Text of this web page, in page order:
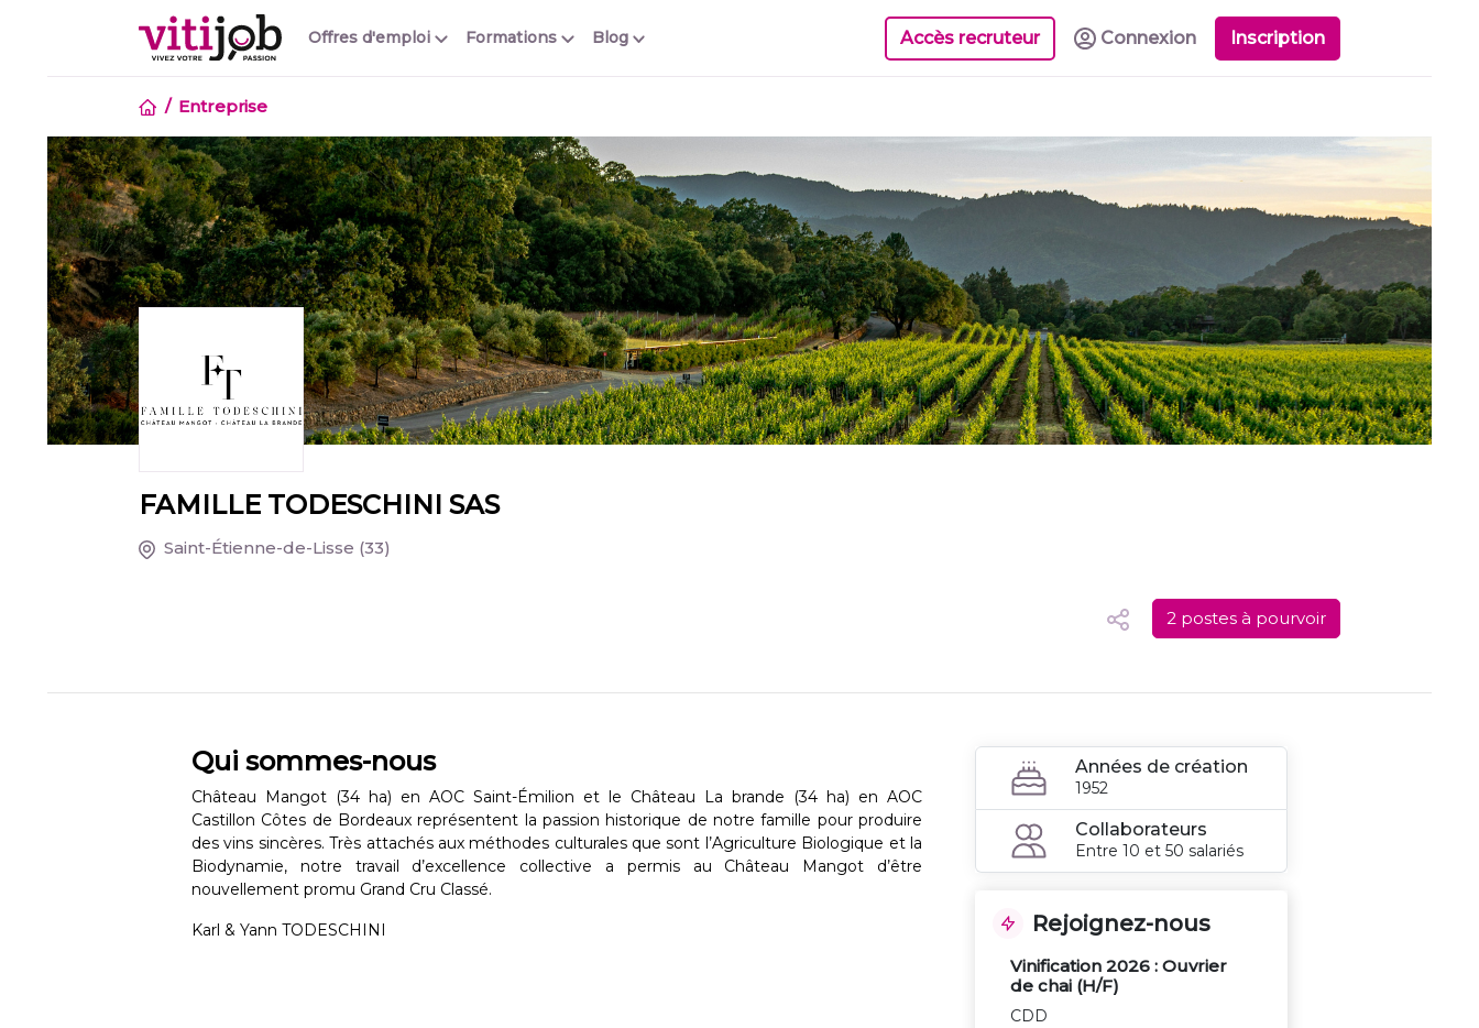
Offres d'emploi Blog
Formations Accès recruteur Connexion Inscription
Entreprise
FAMILLE TODESCHINI SAS
Saint-Étienne-de-Lisse (33)
2 postes à pourvoir
Qui sommes-nous
Château Mangot (34 ha) en AOC Saint-Émilion et le Château La brande (34 ha) en AOC
Castillon Côtes de Bordeaux représentent la passion historique de notre famille pour produire
des vins sincères. Très attachés aux méthodes culturales que sont l’Agriculture Biologique et la
Biodynamie, notre travail d’excellence collective a permis au Château Mangot d’être
nouvellement promu Grand Cru Classé.
Karl & Yann TODESCHINI
Années de création
1952
Collaborateurs
Entre 10 et 50 salariés
Rejoignez-nous
Vinification 2026 : Ouvrier
de chai (H/F)
CDD